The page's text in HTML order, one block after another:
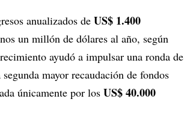
anualizados de US$ 1.400
un millón de dólares al año, según
ayudó a impulsar una ronda de
segunda mayor recaudación de fondos
únicamente por los US$ 40.000